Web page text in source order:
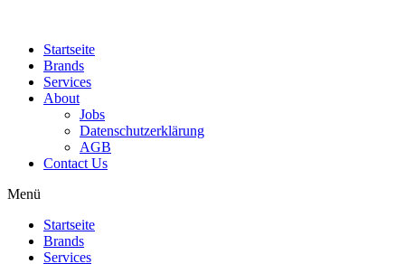
Startseite
Brands
Services
About
Jobs
Datenschutzerklärung
AGB
Contact Us
Menü
Startseite
Brands
Services